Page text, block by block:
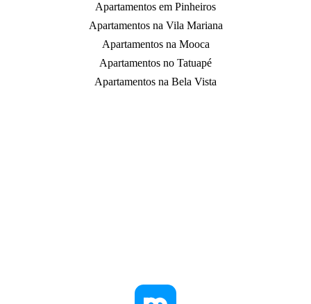
Apartamentos em Pinheiros
Apartamentos na Vila Mariana
Apartamentos na Mooca
Apartamentos no Tatuapé
Apartamentos na Bela Vista